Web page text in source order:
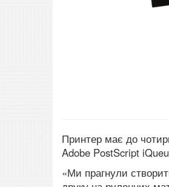
Принтер має до
Adobe PostScript
«Ми прагнули